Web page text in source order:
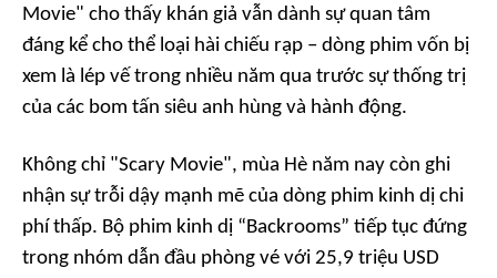
Movie" cho thấy khán giả vẫn dành sự quan tâm
đáng kể cho thể loại hài chiếu rạp – dòng phim vốn bị
xem là lép vế trong nhiều năm qua trước sự thống trị
của các bom tấn siêu anh hùng và hành động.
Không chỉ "Scary Movie", mùa Hè năm nay còn ghi
nhận sự trỗi dậy mạnh mẽ của dòng phim kinh dị chi
phí thấp. Bộ phim kinh dị “Backrooms” tiếp tục đứng
trong nhóm dẫn đầu phòng vé với 25,9 triệu USD